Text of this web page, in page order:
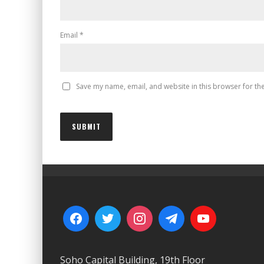
Email *
Save my name, email, and website in this browser for
Soho Capital Building, 19th Floor